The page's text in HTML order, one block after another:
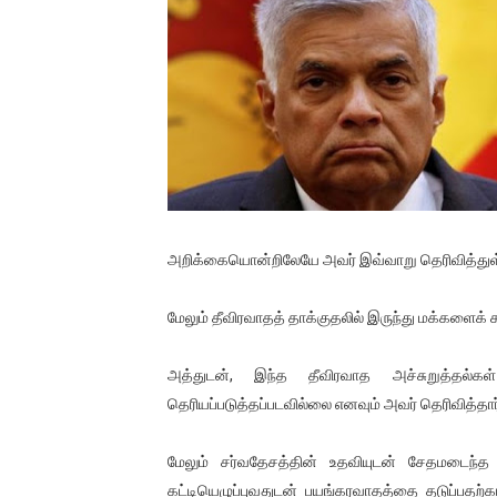
01/11/2021 Scotland ல்
பாலச்சந்திரன் மற்றும்
பிரிட்டனால் கடத்தப்படும்
வர்ராரு...வர்ராரு... அண்ணாத்த
கைது செய்யப்பட்ட இளைஞன்
தடுப்பூசியை பெற்றுக்
சிறுமியை பாலியல்
பிரபல நடிகை தூக்கிட்டு
தியாகதீபம் லெப்.கேணல்
அறிக்கையொன்றிலேயே அவர் இவ்வாறு
மேலும் தீவிரவாதத் தாக்குதலில் இருந்து மக்களைக்
அத்துடன், இந்த தீவிரவாத
தெரியப்படுத்தப்படவில்லை எனவும் அவர்
மேலும் சர்வதேசத்தின் உதவியுடன்
கட்டியெழுப்புவதுடன் பயங்கரவாதத்தை